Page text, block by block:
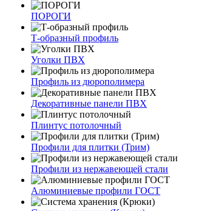
ПОРОГИ
Т-образный профиль
Уголки ПВХ
Профиль из дюрополимера
Декоративные панели ПВХ
Плинтус потолочный
Профили для плитки (Трим)
Профили из нержавеющей стали
Алюминиевые профили ГОСТ